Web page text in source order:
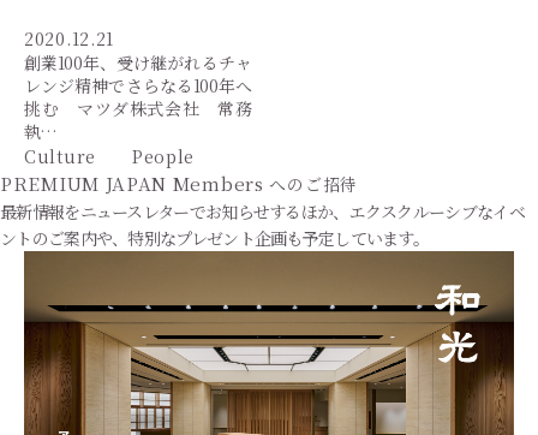
2020.12.21
創業100年、受け継がれるチャ
レンジ精神でさらなる100年へ
挑む マツダ株式会社 常務
執…
Culture
People
PREMIUM JAPAN Members へのご招待
最新情報をニュースレターでお知らせするほか、エクスクルーシブなイベ
ントのご案内や、特別なプレゼント企画も予定しています。